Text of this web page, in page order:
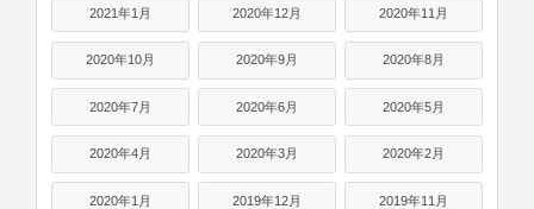
2021年1月 2020年12月 2020年11月
2020年10月 2020年9月 2020年8月
2020年7月 2020年6月 2020年5月
2020年4月 2020年3月 2020年2月
2020年1月 2019年12月 2019年11月